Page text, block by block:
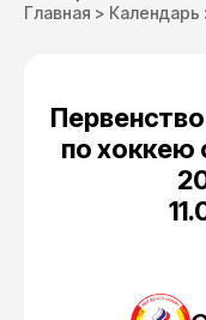
Главная > Календарь
по